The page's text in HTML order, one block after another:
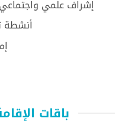
إشراف علمي
أنشطة
باقات